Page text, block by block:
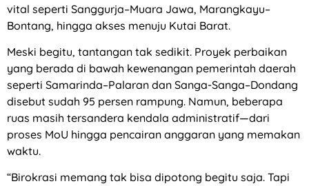
vital seperti Sanggurja–Muara Jawa, Marangkayu–
Bontang, hingga akses menuju Kutai Barat.
Meski begitu, tantangan tak sedikit. Proyek perbaikan
yang berada di bawah kewenangan pemerintah daerah
seperti Samarinda–Palaran dan Sanga-Sanga–Dondang
disebut sudah 95 persen rampung. Namun, beberapa
ruas masih tersandera kendala administratif—dari
proses MoU hingga pencairan anggaran yang memakan
waktu.
“Birokrasi memang tak bisa dipotong begitu saja. Tapi